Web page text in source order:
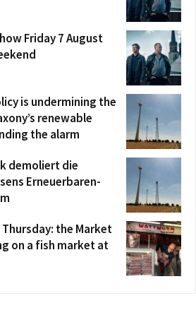
Friday 7 August
is undermining the
renewable
the alarm
demoliert die
Erneuerbaren-
the Market
on a fish market at